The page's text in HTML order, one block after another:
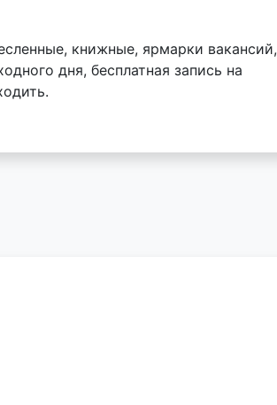
книжные, ярмарки вакансий,
дня, бесплатная запись на